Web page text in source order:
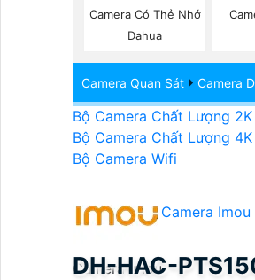
Bộ Camera Nên Dùng
Bộ Camera Có Màu Ban
Bộ Camera Báo Động
Bộ Camera Chất Lượng 2K
Bộ Camera Chất Lượng 4K
Bộ Camera Wifi
Camera Imou
Camera Imou
Camera Có Thẻ Nhớ
Dahua
Camera Quan Sát Camera
DH-HAC-